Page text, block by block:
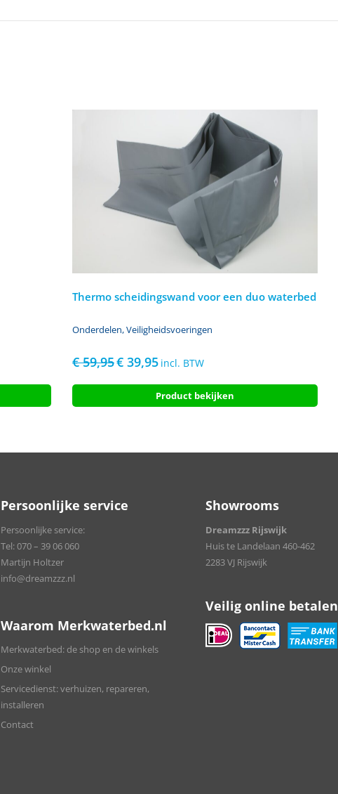
Thermo scheidingswand voor een duo waterbed
Onderdelen,Veiligheidsvoeringen
€59,95Oorspronkelijke
was:
€39,95Huidige
is:
€ 39,95.
incl. BTW
Product bekijken
Persoonlijke service
Persoonlijke service:
Tel:070 – 39 06 060
Martijn Holtzer
info@dreamzzz.nl
Waarom Merkwaterbed.nl
Merkwaterbed: de shop en de winkels
Onze winkel
Servicedienst: verhuizen, repareren,
installeren
Contact
Showrooms
Dreamzzz Rijswijk
Huis te Landelaan 460-462
2283 VJ Rijswijk
Veilig online betalen